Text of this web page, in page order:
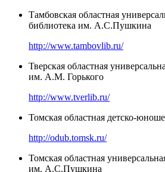
Тамбовская областная
библиотека им. А.С.Пушкина
http://www.tambovlib.ru/
Тверская областная
им. А.М. Горького
http://www.tverlib.ru/
Томская областная детско-
http://odub.tomsk.ru/
Томская областная
им. А.С.Пушкина